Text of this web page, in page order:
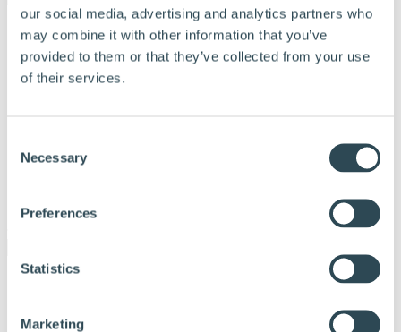
our social media, advertising and analytics partners who
may combine it with other information that you’ve
provided to them or that they’ve collected from your use
of their services.
Selection
Necessary
Preferences
Statistics
Marketing
Våra Produkter
Varför Hunton
Vanliga frågor
Hitta återförsäljare
Referenser
Kontakta oss